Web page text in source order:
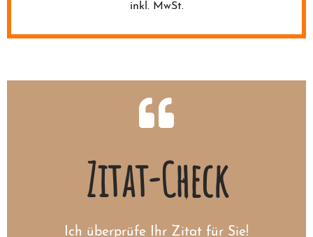
inkl. MwSt.
Zitat-Check
Ich überprüfe Ihr Zitat für Sie!